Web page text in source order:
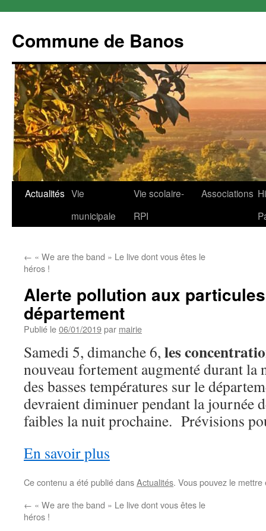
Commune de Banos
Aller
Actualités Vie
municipale
Vie scolaire-
RPI
Associations
← « We are the band » Le live dont vous êtes le
héros !
Alerte pollution aux
département
Publié le06/01/2019par mairie
Samedi 5, dimanche 6, les
nouveau fortement augmenté durant la
des basses températures sur le
devraient diminuer pendant la journée
faibles la nuit prochaine. Prévisions
En savoir plus
Ce contenu a été publié dansActualités. Vous pouvez le
← « We are the band » Le live dont vous êtes le
héros !